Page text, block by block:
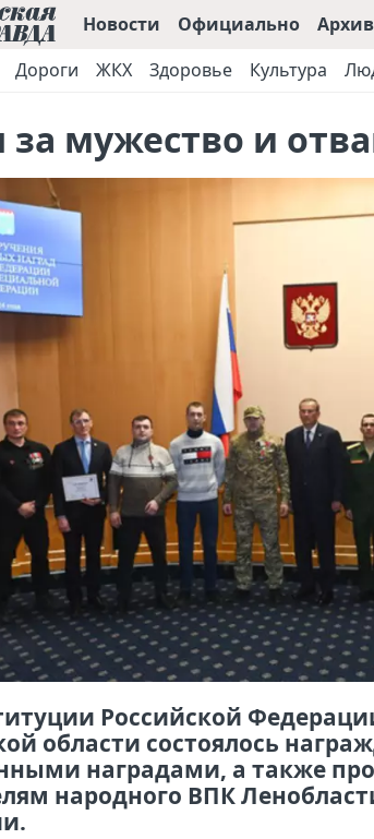
Новости Официально Архив
Дороги ЖКХ Здоровье Культура
мужество и
Российской
области состоялось
наградами, а также
народного ВПК